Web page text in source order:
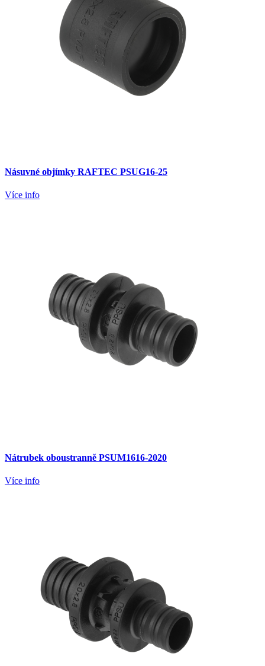
Násuvné objímky RAFTEC PSUG16-25
Více info
Nátrubek oboustranně PSUM1616-2020
Více info